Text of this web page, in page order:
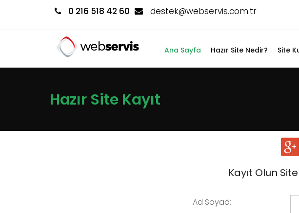
0 216 518 42 60 destek@webservis.com.tr
Ana Sayfa Hazır Site Nedir? Site
Hazır Site Kayıt
Kayıt Olun
Ad Soyad: